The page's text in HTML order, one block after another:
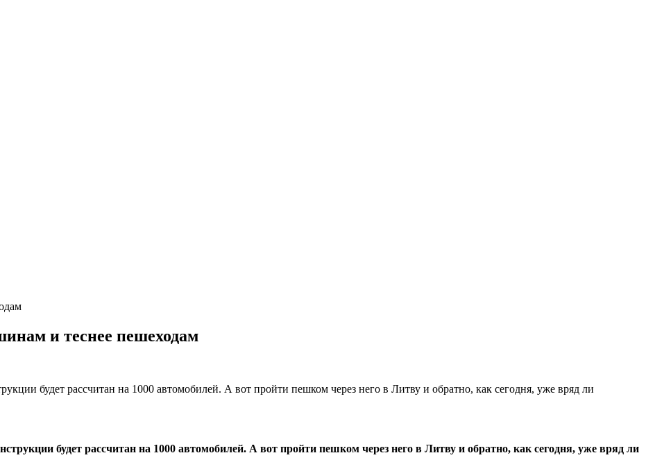
и теснее пешеходам
будет рассчитан на 1000 автомобилей. А вот пройти пешком через него в Литву и обратно, как сегодня, уже вряд ли
будет рассчитан на 1000 автомобилей. А вот пройти пешком через него в Литву и обратно, как сегодня, уже вряд ли